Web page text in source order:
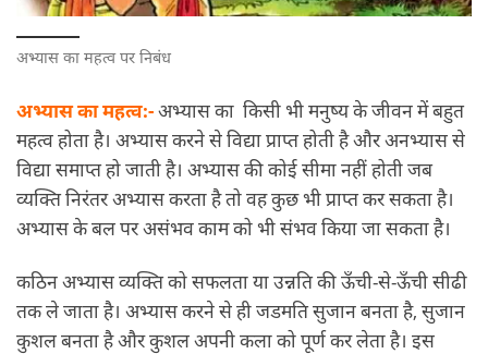
अभ्यास का महत्व पर निबंध
अभ्यास का महत्व:-अभ्यास का किसी भी मनुष्य के जीवन में बहुत
महत्व होता है। अभ्यास करने से विद्या प्राप्त होती है और अनभ्यास से
विद्या समाप्त हो जाती है। अभ्यास की कोई सीमा नहीं होती जब
व्यक्ति निरंतर अभ्यास करता है तो वह कुछ भी प्राप्त कर सकता है।
अभ्यास के बल पर असंभव काम को भी संभव किया जा सकता है।
कठिन अभ्यास व्यक्ति को सफलता या उन्नति की ऊँची-से-ऊँची सीढी
तक ले जाता है। अभ्यास करने से ही जडमति सुजान बनता है, सुजान
कुशल बनता है और कुशल अपनी कला को पूर्ण कर लेता है। इस